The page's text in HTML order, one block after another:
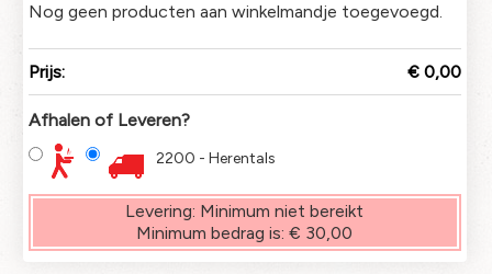
Nog geen producten aan winkelmandje toegevoegd.
Prijs: € 0,00
Afhalen of Leveren?
2200 - Herentals
Levering: Minimum niet bereikt
Minimum bedrag is:€ 30,00